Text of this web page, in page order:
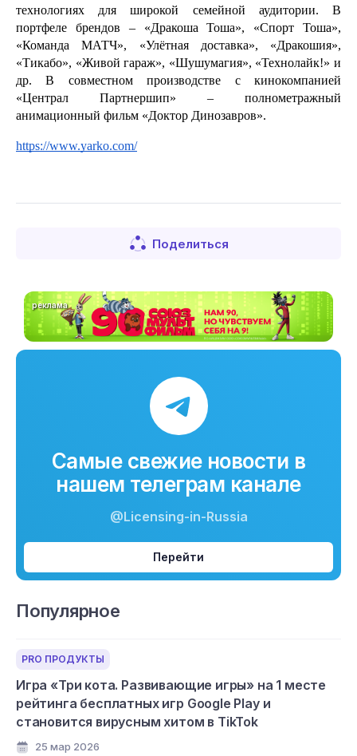
технологиях для широкой семейной аудитории. В
портфеле брендов – «Дракоша Тоша», «Спорт Тоша»,
«Команда МАТЧ», «Улётная доставка», «Дракошия»,
«Тикабо», «Живой гараж», «Шушумагия», «Технолайк!» и
др. В совместном производстве с кинокомпанией
«Централ Партнершип» – полнометражный
анимационный фильм «Доктор Динозавров».
https://www.yarko.com/
Поделиться
реклама
Самые свежие новости в
нашем телеграм канале
@Licensing-in-Russia
Перейти
Популярное
PRO ПРОДУКТЫ
Игра «Три кота. Развивающие игры» на 1 месте
рейтинга бесплатных игр Google Play и
становится вирусным хитом в TikTok
25 мар 2026